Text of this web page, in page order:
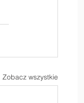
Zobacz wszystkie